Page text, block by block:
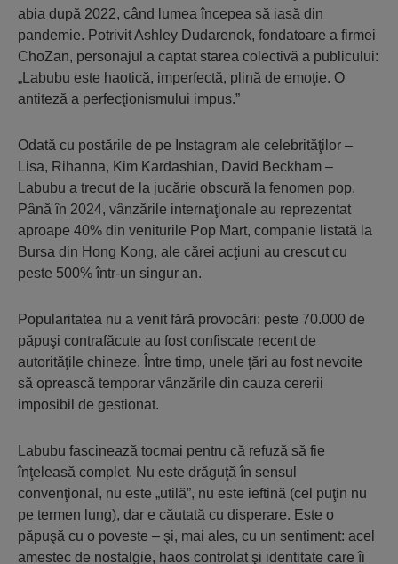
abia după 2022, când lumea începea să iasă din
pandemie. Potrivit Ashley Dudarenok, fondatoare a firmei
ChoZan, personajul a captat starea colectivă a publicului:
„Labubu este haotică, imperfectă, plină de emoţie. O
antiteză a perfecţionismului impus.”
Odată cu postările de pe Instagram ale celebrităţilor –
Lisa, Rihanna, Kim Kardashian, David Beckham –
Labubu a trecut de la jucărie obscură la fenomen pop.
Până în 2024, vânzările internaţionale au reprezentat
aproape 40% din veniturile Pop Mart, companie listată la
Bursa din Hong Kong, ale cărei acţiuni au crescut cu
peste 500% într-un singur an.
Popularitatea nu a venit fără provocări: peste 70.000 de
păpuşi contrafăcute au fost confiscate recent de
autorităţile chineze. Între timp, unele ţări au fost nevoite
să oprească temporar vânzările din cauza cererii
imposibil de gestionat.
Labubu fascinează tocmai pentru că refuză să fie
înţeleasă complet. Nu este drăguţă în sensul
convenţional, nu este „utilă”, nu este ieftină (cel puţin nu
pe termen lung), dar e căutată cu disperare. Este o
păpuşă cu o poveste – şi, mai ales, cu un sentiment: acel
amestec de nostalgie, haos controlat şi identitate care îi